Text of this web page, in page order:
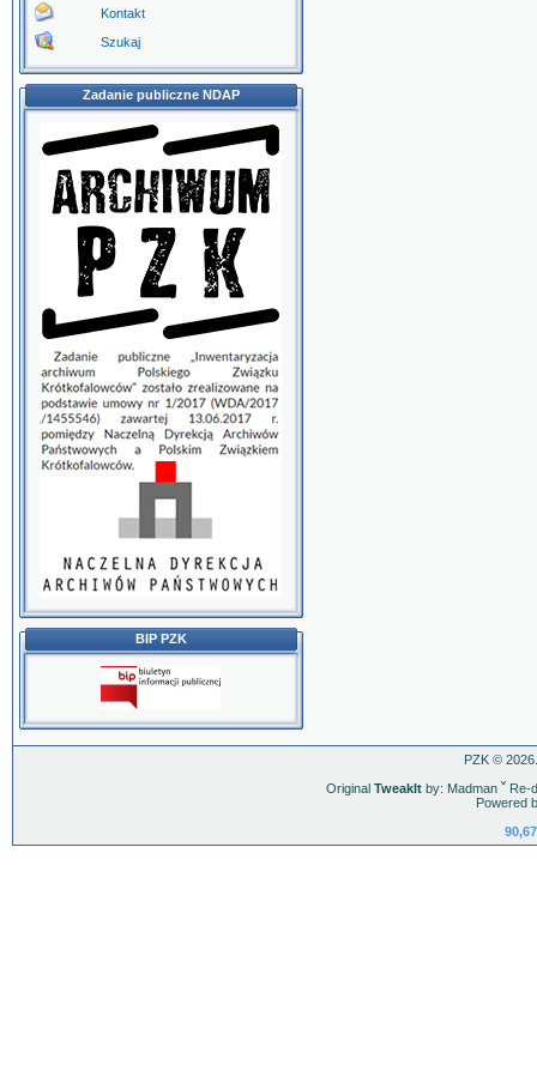
Kontakt
Szukaj
Zadanie publiczne NDAP
BIP PZK
PZK ©
Original TweakItby: Madman ˇRe-
Powered